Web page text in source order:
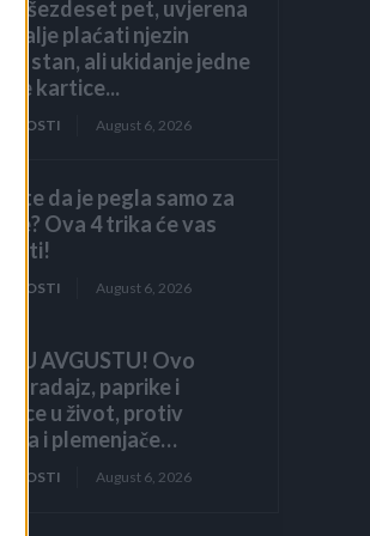
šezdeset pet, uvjerena
i dalje plaćati njezin
stan, ali ukidanje jedne
kartice...
August 6, 2026
da je pegla samo za
Ova 4 trika će vas
August 6, 2026
U AVGUSTU! Ovo
paradajz, paprike i
u život, protiv
i plemenjače…
August 6, 2026